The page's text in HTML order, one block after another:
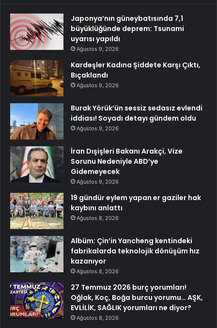
Japonya’nın güneybatısında 7,1
büyüklüğünde deprem: Tsunami
uyarısı yapıldı
Ağustos 9, 2026
Kardeşler Kadına Şiddete Karşı Çıktı,
Bıçaklandı
Ağustos 9, 2026
Burak Yörük’ün sessiz sedasız evlendi
iddiası! Soyadı detayı gündem oldu
Ağustos 9, 2026
İran Dışişleri Bakanı Arakçi, Vize
Sorunu Nedeniyle ABD’ye
Gidemeyecek
Ağustos 9, 2026
19 gündür eylem yapan er gaziler hak
kaybını anlattı
Ağustos 8, 2026
Albüm: Çin’in Yancheng kentindeki
fabrikalarda teknolojik dönüşüm hız
kazanıyor
Ağustos 8, 2026
27 Temmuz 2026 burç yorumları!
Oğlak, Koç, Boğa burcu yorumu… AŞK,
EVLİLİK, SAĞLIK yorumları ne diyor?
Ağustos 8, 2026